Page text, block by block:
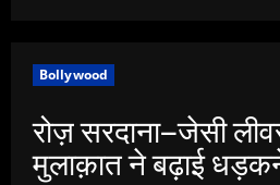
Bollywood
रोज़ सरदाना–जेसी
मुलाक़ात ने बढ़ाई